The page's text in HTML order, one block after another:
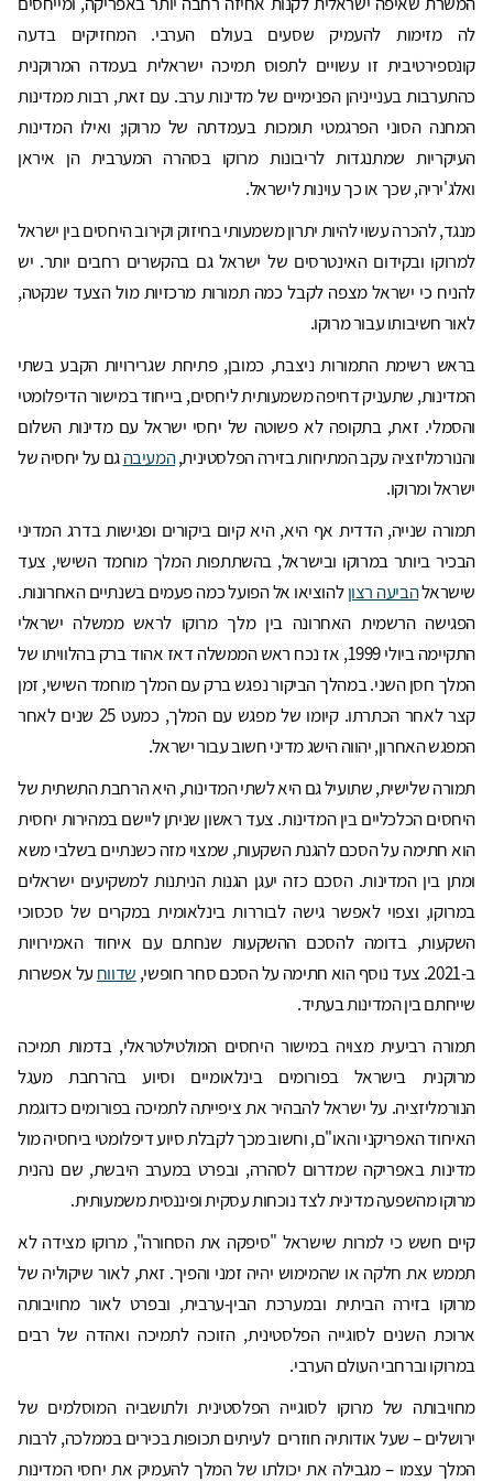
לה מזימות להעמיק שסעים בעולם הערבי. המחזיקים בדעה
קונספירטיבית זו עשויים לתפוס תמיכה ישראלית בעמדה המרוקנית
כהתערבות בענייניהן הפנימיים של מדינות ערב. עם זאת, רבות ממדינות
המחנה הסוני הפרגמטי תומכות בעמדתה של מרוקו; ואילו המדינות
העיקריות שמתנגדות לריבונות מרוקו בסהרה המערבית הן איראן
ואלג'יריה, שכך או כך עוינות לישראל.
מנגד, להכרה עשוי להיות יתרון משמעותי בחיזוק וקירוב היחסים בין ישראל
למרוקו ובקידום האינטרסים של ישראל גם בהקשרים רחבים יותר. יש
להניח כי ישראל מצפה לקבל כמה תמורות מרכזיות מול הצעד שנקטה,
לאור חשיבותו עבור מרוקו.
בראש רשימת התמורות ניצבת, כמובן, פתיחת שגרירויות הקבע בשתי
המדינות, שתעניק דחיפה משמעותית ליחסים, בייחוד במישור הדיפלומטי
והסמלי. זאת, בתקופה לא פשוטה של יחסי ישראל עם מדינות השלום
והנורמליזציה עקב המתיחות בזירה הפלסטינית,המעיבהגם על יחסיה של
ישראל ומרוקו.
תמורה שנייה, הדדית אף היא, היא קיום ביקורים ופגישות בדרג המדיני
הבכיר ביותר במרוקו ובישראל, בהשתתפות המלך מוחמד השישי, צעד
שישראלהביעה רצוןלהוציאו אל הפועל כמה פעמים בשנתיים האחרונות.
הפגישה הרשמית האחרונה בין מלך מרוקו לראש ממשלה ישראלי
התקיימה ביולי 1999, אז נכח ראש הממשלה דאז אהוד ברק בהלוויתו של
המלך חסן השני. במהלך הביקור נפגש ברק עם המלך מוחמד השישי, זמן
קצר לאחר הכתרתו. קיומו של מפגש עם המלך, כמעט 25 שנים לאחר
המפגש האחרון, יהווה הישג מדיני חשוב עבור ישראל.
תמורה שלישית, שתועיל גם היא לשתי המדינות, היא הרחבת התשתית של
היחסים הכלכליים בין המדינות. צעד ראשון שניתן ליישם במהירות יחסית
הוא חתימה על הסכם להגנת השקעות, שמצוי מזה כשנתיים בשלבי משא
ומתן בין המדינות. הסכם כזה יעגן הגנות הניתנות למשקיעים ישראלים
במרוקו, וצפוי לאפשר גישה לבוררות בינלאומית במקרים של סכסוכי
השקעות, בדומה להסכם ההשקעות שנחתם עם איחוד האמירויות
ב-2021. צעד נוסף הוא חתימה על הסכם סחר חופשי,
שדווחעל אפשרות
שייחתם בין המדינות בעתיד.
תמורה רביעית מצויה במישור היחסים המולטילטראלי, בדמות תמיכה
מרוקנית בישראל בפורומים בינלאומיים וסיוע בהרחבת מעגל
הנורמליזציה. על ישראל להבהיר את ציפייתה לתמיכה בפורומים כדוגמת
האיחוד האפריקני והאו"ם, וחשוב מכך לקבלת סיוע דיפלומטי ביחסיה מול
מדינות באפריקה שמדרום לסהרה, ובפרט במערב היבשת, שם נהנית
מרוקו מהשפעה מדינית לצד נוכחות עסקית ופיננסית משמעותית.
קיים חשש כי למרות שישראל "סיפקה את הסחורה", מרוקו מצידה לא
תממש את חלקה או שהמימוש יהיה זמני והפיך. זאת, לאור שיקוליה של
מרוקו בזירה הביתית ובמערכת הבין-ערבית, ובפרט לאור מחויבותה
ארוכת השנים לסוגייה הפלסטינית, הזוכה לתמיכה ואהדה של רבים
במרוקו וברחבי העולם הערבי.
מחויבותה של מרוקו לסוגייה הפלסטינית ולתושביה המוסלמים של
ירושלים – שעל אודותיה חוזרים לעיתים תכופות בכירים בממלכה, לרבות
המלך עצמו – מגבילה את יכולתו של המלך להעמיק את יחסי המדינות